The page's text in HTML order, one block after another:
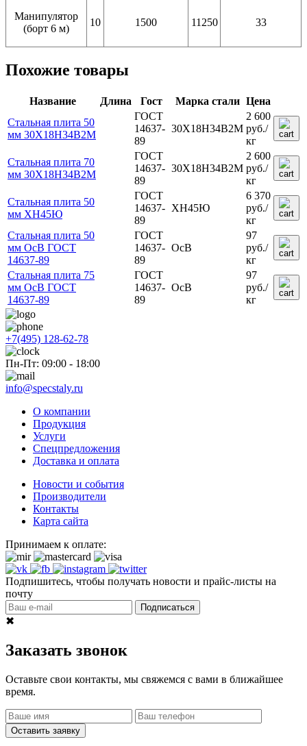
Манипулятор
(борт 6 м)
10 1500 11250 33
Похожие товары
Название Длина Гост Марка стали Цена
Стальная плита 50
мм 30Х18Н34В2М
ГОСТ
14637-
89
30Х18Н34В2М
2 600
руб./
кг
Стальная плита 70
мм 30Х18Н34В2М
ГОСТ
14637-
89
30Х18Н34В2М
2 600
руб./
кг
Стальная плита 50
мм ХН45Ю
ГОСТ
14637-
89
ХН45Ю
6 370
руб./
кг
Стальная плита 50
мм ОсВ ГОСТ
14637-89
ГОСТ
14637-
89
ОсВ
97
руб./
кг
Стальная плита 75
мм ОсВ ГОСТ
14637-89
ГОСТ
14637-
89
ОсВ
97
руб./
кг
+7(495) 128-62-78
Пн-Пт: 09:00 - 18:00
info@specstaly.ru
О компании
Продукция
Услуги
Спецпредложения
Доставка и оплата
Новости и события
Производители
Контакты
Карта сайта
Принимаем к оплате:
Подпишитесь, чтобы получать новости и прайс-листы на
почту
Подписаться
✖
Заказать звонок
Оставьте свои контакты, мы свяжемся с вами в ближайшее
время.
Оставить заявку